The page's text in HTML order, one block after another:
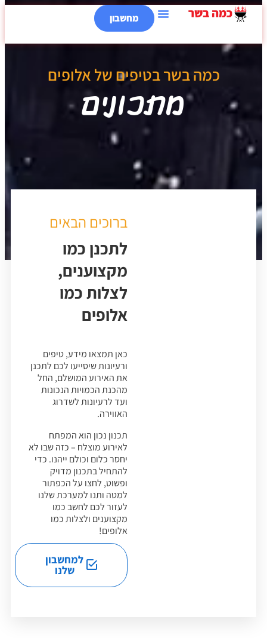
מחשבון
כמה בשר בטיפים של אלופים
מתכונים
ברוכים הבאים
לתכנן כמו
מקצוענים,
לצלות כמו
אלופים
כאן תמצאו מידע, טיפים
ורעיונות שיסייעו לכם לתכנן
את האירוע המושלם, החל
מהכנת הכמויות הנכונות
ועד לרעיונות לשדרוג
האווירה.
תכנון נכון הוא המפתח
לאירוע מוצלח – כזה שבו לא
יחסר כלום וכולם ייהנו. כדי
להתחיל בתכנון מדויק
ופשוט, לחצו על הכפתור
למטה ותנו למערכת שלנו
לעזור לכם לחשב כמו
מקצוענים ולצלות כמו
אלופים!
למחשבון
שלנו